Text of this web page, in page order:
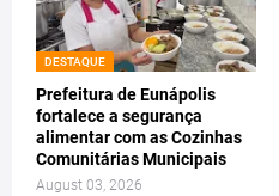
DESTAQUE
Prefeitura de Eunápolis
fortalece a segurança
alimentar com as Cozinhas
Comunitárias Municipais
August 03, 2026